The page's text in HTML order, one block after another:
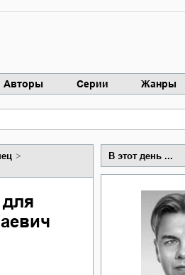
Авторы Серии Жанры
В этот день ...